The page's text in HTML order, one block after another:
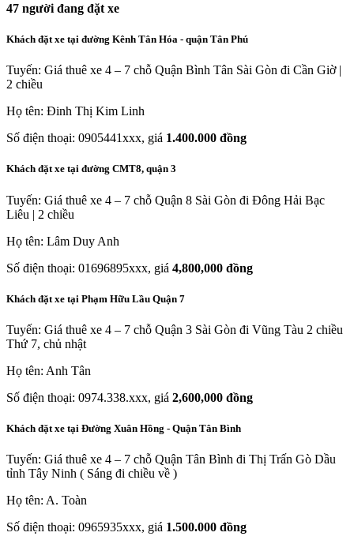
47 người đang đặt xe
Khách đặt xe tại đường Kênh Tân Hóa - quận Tân Phú
Tuyến: Giá thuê xe 4 – 7 chỗ Quận Bình Tân Sài Gòn đi Cần Giờ |
2 chiều
Họ tên: Đinh Thị Kim Linh
Số điện thoại: 0905441xxx, giá 1.400.000 đồng
Khách đặt xe tại đường CMT8, quận 3
Tuyến: Giá thuê xe 4 – 7 chỗ Quận 8 Sài Gòn đi Đông Hải Bạc
Liêu | 2 chiều
Họ tên: Lâm Duy Anh
Số điện thoại: 01696895xxx, giá 4,800,000 đồng
Khách đặt xe tại Phạm Hữu Lầu Quận 7
Tuyến: Giá thuê xe 4 – 7 chỗ Quận 3 Sài Gòn đi Vũng Tàu 2 chiều
Thứ 7, chủ nhật
Họ tên: Anh Tân
Số điện thoại: 0974.338.xxx, giá 2,600,000 đồng
Khách đặt xe tại Đường Xuân Hồng - Quận Tân Bình
Tuyến: Giá thuê xe 4 – 7 chỗ Quận Tân Bình đi Thị Trấn Gò Dầu
tỉnh Tây Ninh ( Sáng đi chiều về )
Họ tên: A. Toàn
Số điện thoại: 0965935xxx, giá 1.500.000 đồng